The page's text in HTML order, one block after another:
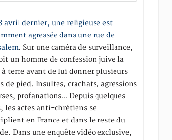
avril dernier, une religieuse est
agressée dans une rue de
. Sur une caméra de surveillance,
un homme de confession juive la
à terre avant de lui donner plusieurs
de pied. Insultes, crachats, agressions
profanations… Depuis quelques
les actes anti-chrétiens se
en France et dans le reste du
Dans une enquête vidéo exclusive,